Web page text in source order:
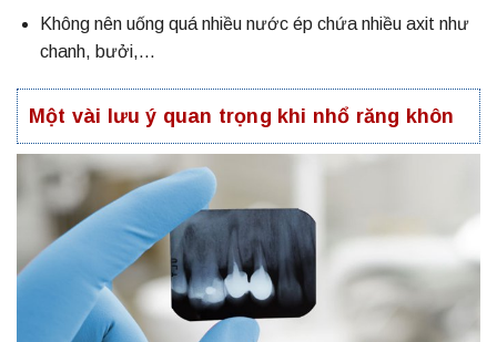
Không nên uống quá nhiều nước ép chứa nhiều axit như
chanh, bưởi,…
Một vài lưu ý quan trọng khi nhổ răng khôn